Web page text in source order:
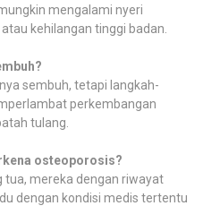
mengalami nyeri
kehilangan tinggi badan.
sembuh, tetapi langkah-
perkembangan
tulang.
osteoporosis?
tua, mereka dengan riwayat
dengan kondisi medis tertentu